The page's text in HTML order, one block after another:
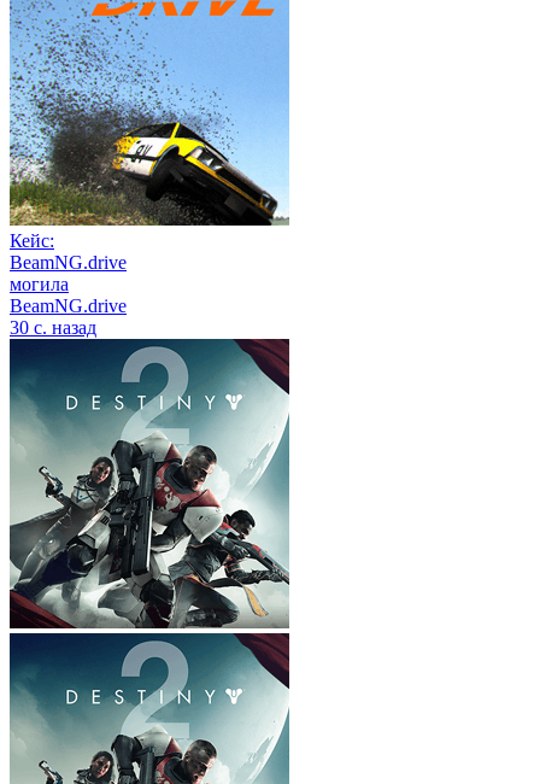
Кейс:
BeamNG.drive
могила
BeamNG.drive
30 с. назад